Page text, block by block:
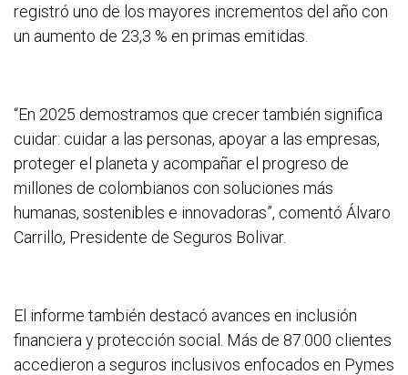
registró uno de los mayores incrementos del año con
un aumento de 23,3 % en primas emitidas.
“En 2025 demostramos que crecer también significa
cuidar: cuidar a las personas, apoyar a las empresas,
proteger el planeta y acompañar el progreso de
millones de colombianos con soluciones más
humanas, sostenibles e innovadoras”, comentó Álvaro
Carrillo, Presidente de Seguros Bolivar.
El informe también destacó avances en inclusión
financiera y protección social. Más de 87.000 clientes
accedieron a seguros inclusivos enfocados en Pymes